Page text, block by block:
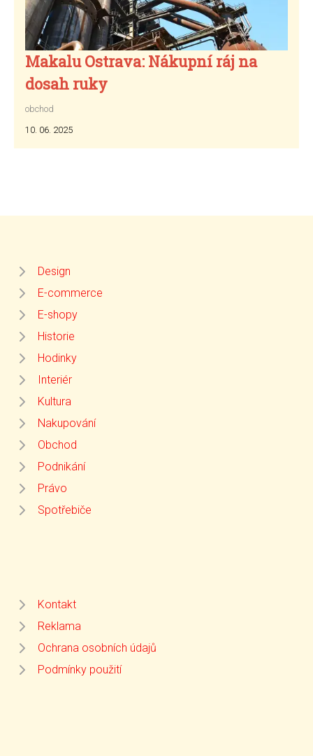
Makalu Ostrava: Nákupní ráj na
dosah ruky
obchod
10. 06. 2025
Design
E-commerce
E-shopy
Historie
Hodinky
Interiér
Kultura
Nakupování
Obchod
Podnikání
Právo
Spotřebiče
Kontakt
Reklama
Ochrana osobních údajů
Podmínky použití